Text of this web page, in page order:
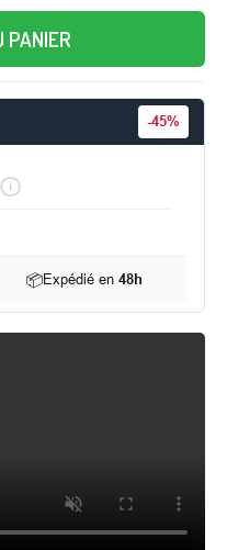
PANIER
-45%
📦Expédié en48h